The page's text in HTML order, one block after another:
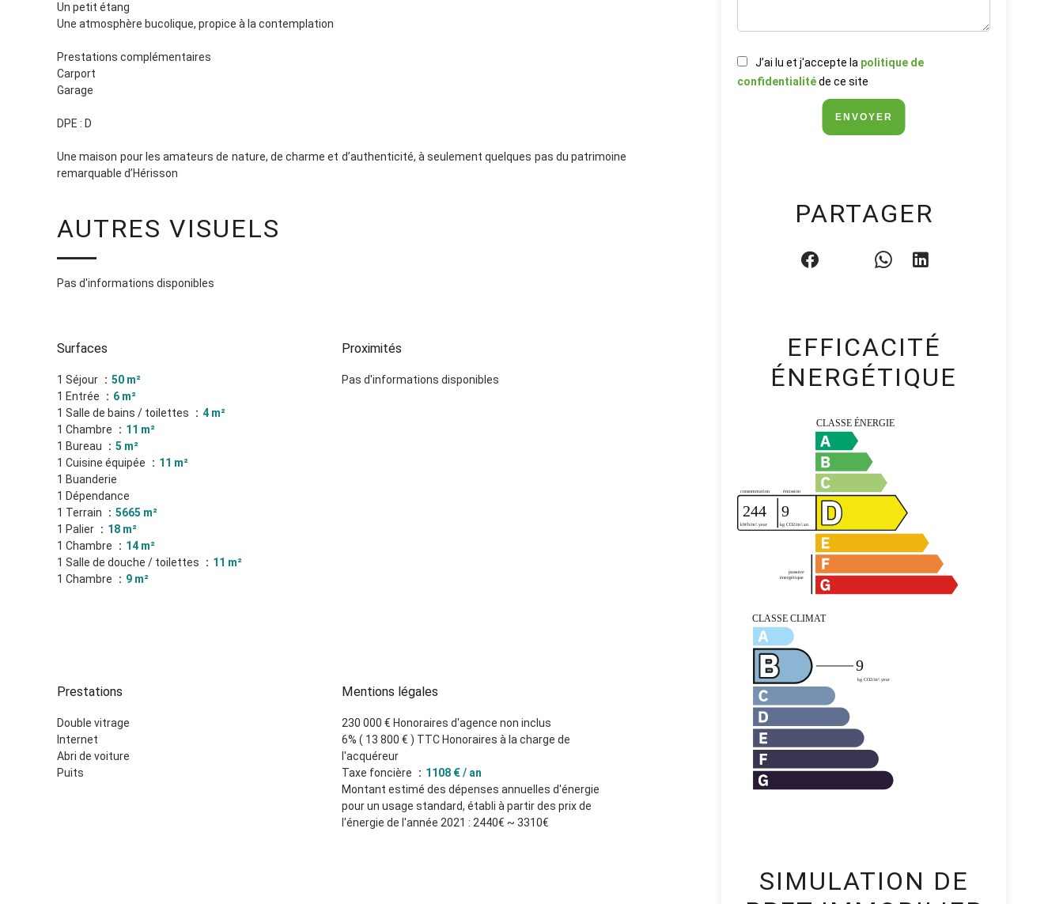
Un petit étang
Une atmosphère bucolique, propice à la contemplation
Prestations complémentaires
Carport
Garage
DPE : D
Une maison pour les amateurs de nature, de charme et d’authenticité, à seulement quelques pas du patrimoine
remarquable d’Hérisson
AUTRES VISUELS
Pas d'informations disponibles
Surfaces
1 Séjour
50 m²
1 Entrée
6 m²
1 Salle de bains / toilettes
4 m²
1 Chambre
11 m²
1 Bureau
5 m²
1 Cuisine équipée
11 m²
1 Buanderie
1 Dépendance
1 Terrain
5665 m²
1 Palier
18 m²
1 Chambre
14 m²
1 Salle de douche / toilettes
11 m²
1 Chambre
9 m²
Proximités
Pas d'informations disponibles
Prestations
Double vitrage
Internet
Abri de voiture
Puits
Mentions légales
230 000 € Honoraires d'agence non inclus
6% ( 13 800 € ) TTC Honoraires à la charge de
l'acquéreur
Taxe foncière
1108 € / an
Montant estimé des dépenses annuelles d'énergie
pour un usage standard, établi à partir des prix de
l'énergie de l'année 2021 : 2440€ ~ 3310€
J’ai lu et j'accepte la politique de
confidentialitéde ce site
ENVOYER
PARTAGER
EFFICACITÉ
ÉNERGÉTIQUE
SIMULATION DE